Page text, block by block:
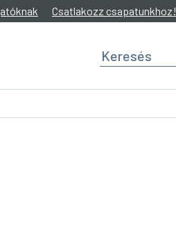
Csatlakozz csapatunkhoz!